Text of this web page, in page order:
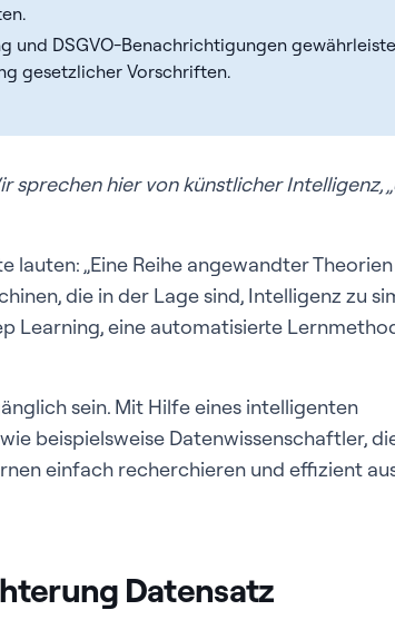
und DSGVO-Benachrichtigungen
gesetzlicher Vorschriften.
sprechen hier von künstlicher Intelligenz,
lauten: „Eine Reihe angewandter
die in der Lage sind, Intelligenz zu
Learning, eine automatisierte
sein. Mit Hilfe eines intelligenten
beispielsweise Datenwissenschaftler,
einfach recherchieren und effizient
Datensatz